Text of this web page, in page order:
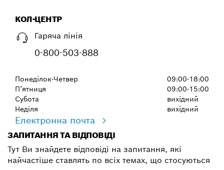
КОЛ-ЦЕНТР
Гаряча лінія
0-800-503-888
Понеділок-Четвер
П’ятниця
Субота
Неділя
09:00-18:00
09:00-15:00
вихідний
вихідний
Електронна почта
ЗАПИТАННЯ ТА ВІДПОВІДІ
Тут Ви знайдете відповіді на запитання, які
найчастіше ставлять по всіх темах, що стосуються